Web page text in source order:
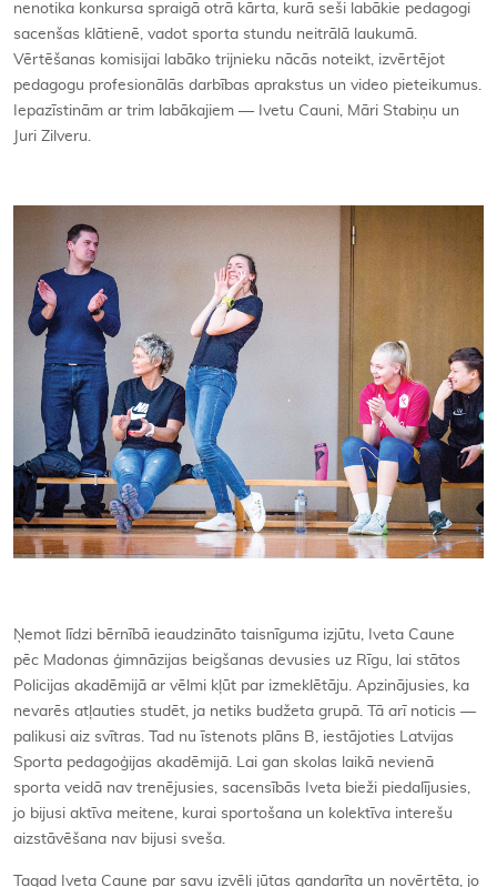
nenotika konkursa spraigā otrā kārta, kurā seši labākie pedagogi
sacenšas klātienē, vadot sporta stundu neitrālā laukumā.
Vērtēšanas komisijai labāko trijnieku nācās noteikt, izvērtējot
pedagogu profesionālās darbības aprakstus un video pieteikumus.
Iepazīstinām ar trim labākajiem — Ivetu Cauni, Māri Stabiņu un
Juri Zilveru.
Ņemot līdzi bērnībā ieaudzināto taisnīguma izjūtu, Iveta Caune
pēc Madonas ģimnāzijas beigšanas devusies uz Rīgu, lai stātos
Policijas akadēmijā ar vēlmi kļūt par izmeklētāju. Apzinājusies, ka
nevarēs atļauties studēt, ja netiks budžeta grupā. Tā arī noticis —
palikusi aiz svītras. Tad nu īstenots plāns B, iestājoties Latvijas
Sporta pedagoģijas akadēmijā. Lai gan skolas laikā nevienā
sporta veidā nav trenējusies, sacensībās Iveta bieži piedalījusies,
jo bijusi aktīva meitene, kurai sportošana un kolektīva interešu
aizstāvēšana nav bijusi sveša.
Tagad Iveta Caune par savu izvēli jūtas gandarīta un novērtēta, jo